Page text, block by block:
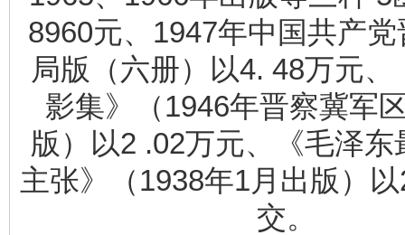
8960元、1947年中国共产
局版（六册）以4. 48万元、
影集》（1946年晋察冀军
版）以2 .02万元、《毛泽东
主张》（1938年1月出版）
交。